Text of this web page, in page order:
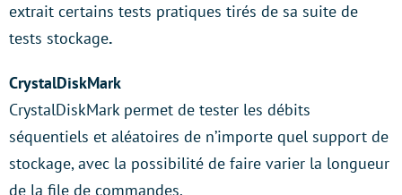
extrait certains tests pratiques tirés de sa suite de
tests stockage.
CrystalDiskMark
CrystalDiskMark permet de tester les débits
séquentiels et aléatoires de n’importe quel support de
stockage, avec la possibilité de faire varier la longueur
de la file de commandes.